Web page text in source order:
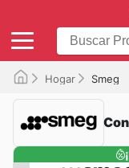
Hogar Smeg